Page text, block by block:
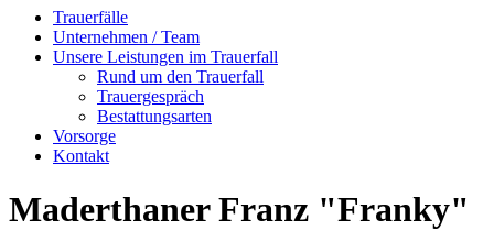
Trauerfälle
Unternehmen / Team
Unsere Leistungen im Trauerfall
Rund um den Trauerfall
Trauergespräch
Bestattungsarten
Vorsorge
Kontakt
MaderthanerFranz "Franky"